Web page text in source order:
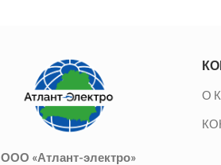
ООО «Атлант-электро»
О